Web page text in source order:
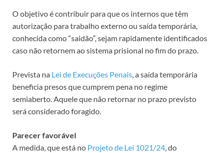
O objetivo é contribuir para que os internos que têm
autorização para trabalho externo ou saída temporária,
conhecida como “saidão”, sejam rapidamente identificados
caso não retornem ao sistema prisional no fim do prazo.
Prevista na Lei de Execuções Penais, a saída temporária
beneficia presos que cumprem pena no regime
semiaberto. Aquele que não retornar no prazo previsto
será considerado foragido.
Parecer favorável
A medida, que está no Projeto de Lei 1021/24, do